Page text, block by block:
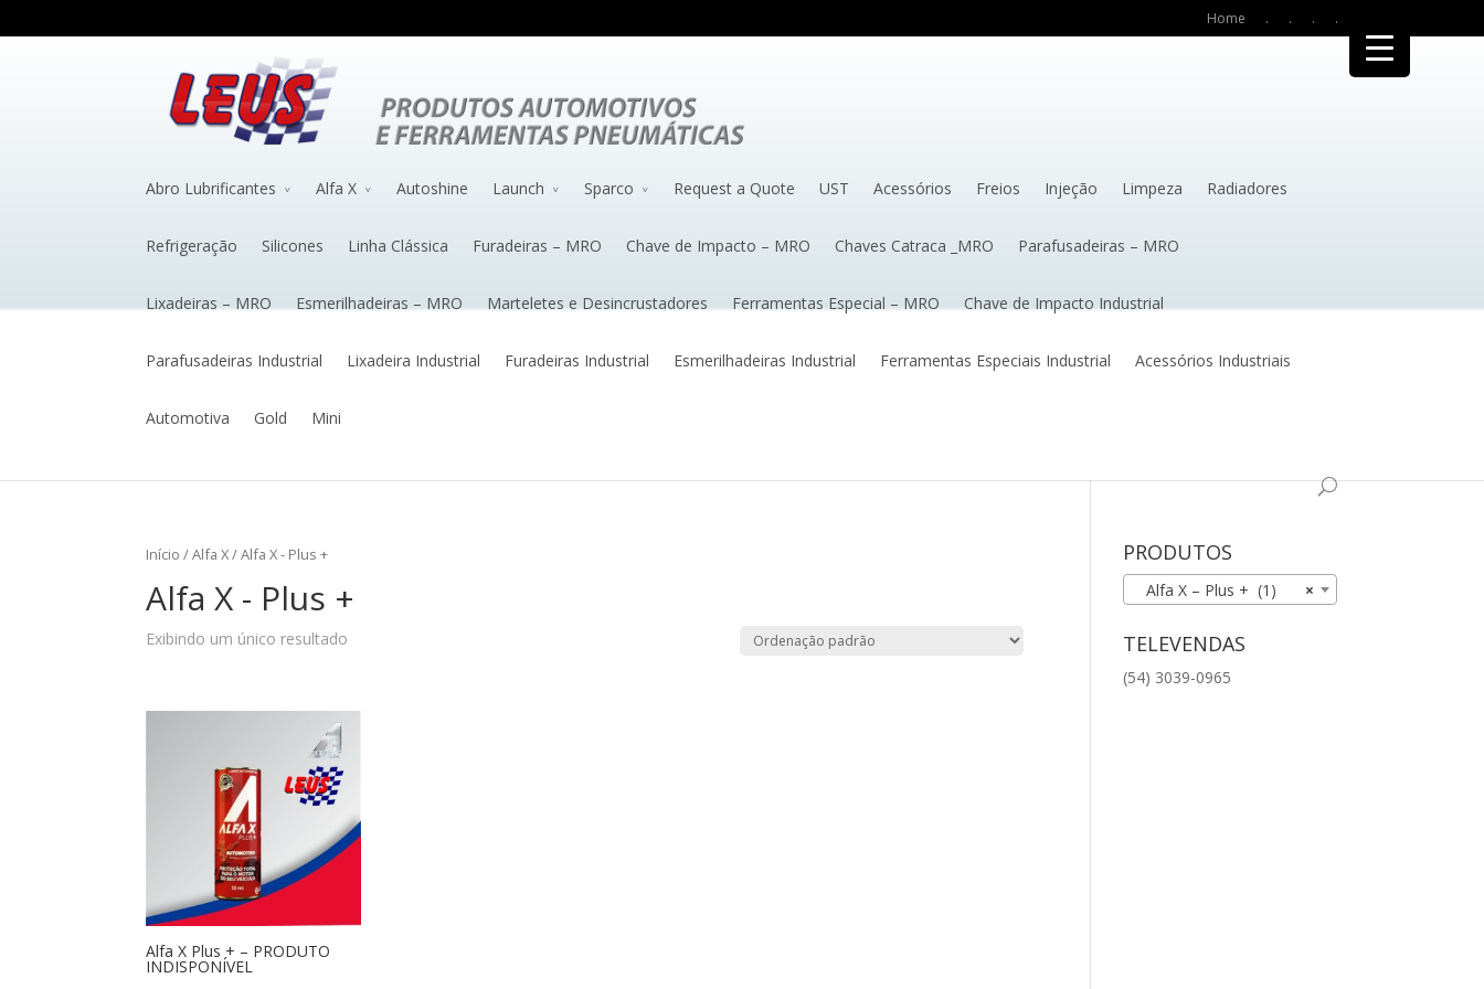
Home . . . .
Abro Lubrificantes Alfa X Autoshine Launch Sparco Request a Quote UST Acessórios Freios Injeção Limpeza Radiadores
Refrigeração Silicones Linha Clássica Furadeiras – MRO Chave de Impacto – MRO Chaves Catraca _MRO Parafusadeiras – MRO
Lixadeiras – MRO Esmerilhadeiras – MRO Marteletes e Desincrustadores Ferramentas Especial – MRO Chave de Impacto Industrial
Parafusadeiras Industrial Lixadeira Industrial Furadeiras Industrial Esmerilhadeiras Industrial Ferramentas Especiais Industrial Acessórios Industriais
Automotiva Gold Mini
Início /Alfa X/ Alfa X - Plus +
Alfa X - Plus +
Exibindo um único resultado
Alfa X Plus + – PRODUTO
INDISPONÍVEL
PRODUTOS
×
Alfa X – Plus + (1)
TELEVENDAS
(54) 3039-0965